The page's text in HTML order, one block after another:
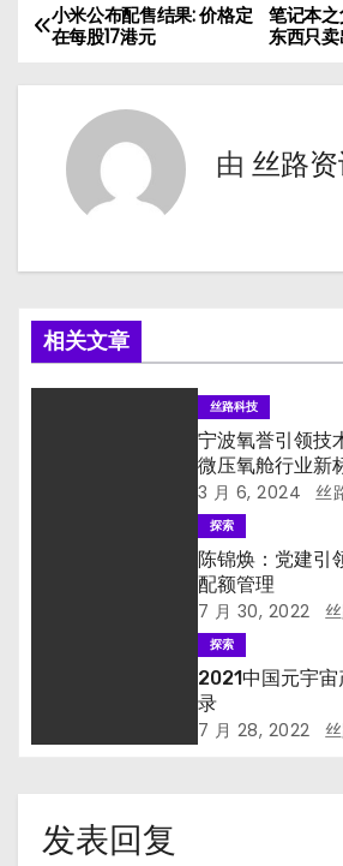
文
章
航
笔记本
东西只
小米公布配售结果: 价格定
在每股17港元
由 丝路
相关文章
丝路科技
宁波氧誉引领技
微压氧舱行业新
3 月 6, 2024 丝
探索
陈锦焕：党建引
配额管理
7 月 30, 2022
探索
2021中国元宇
录
7 月 28, 2022
发表回复